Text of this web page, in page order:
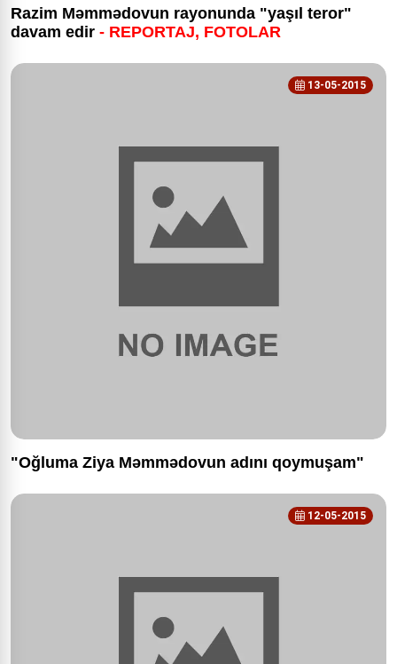
Razim Məmmədovun rayonunda "yaşıl teror"
davam edir - REPORTAJ, FOTOLAR
13-05-2015
"Oğluma Ziya Məmmədovun adını qoymuşam"
12-05-2015